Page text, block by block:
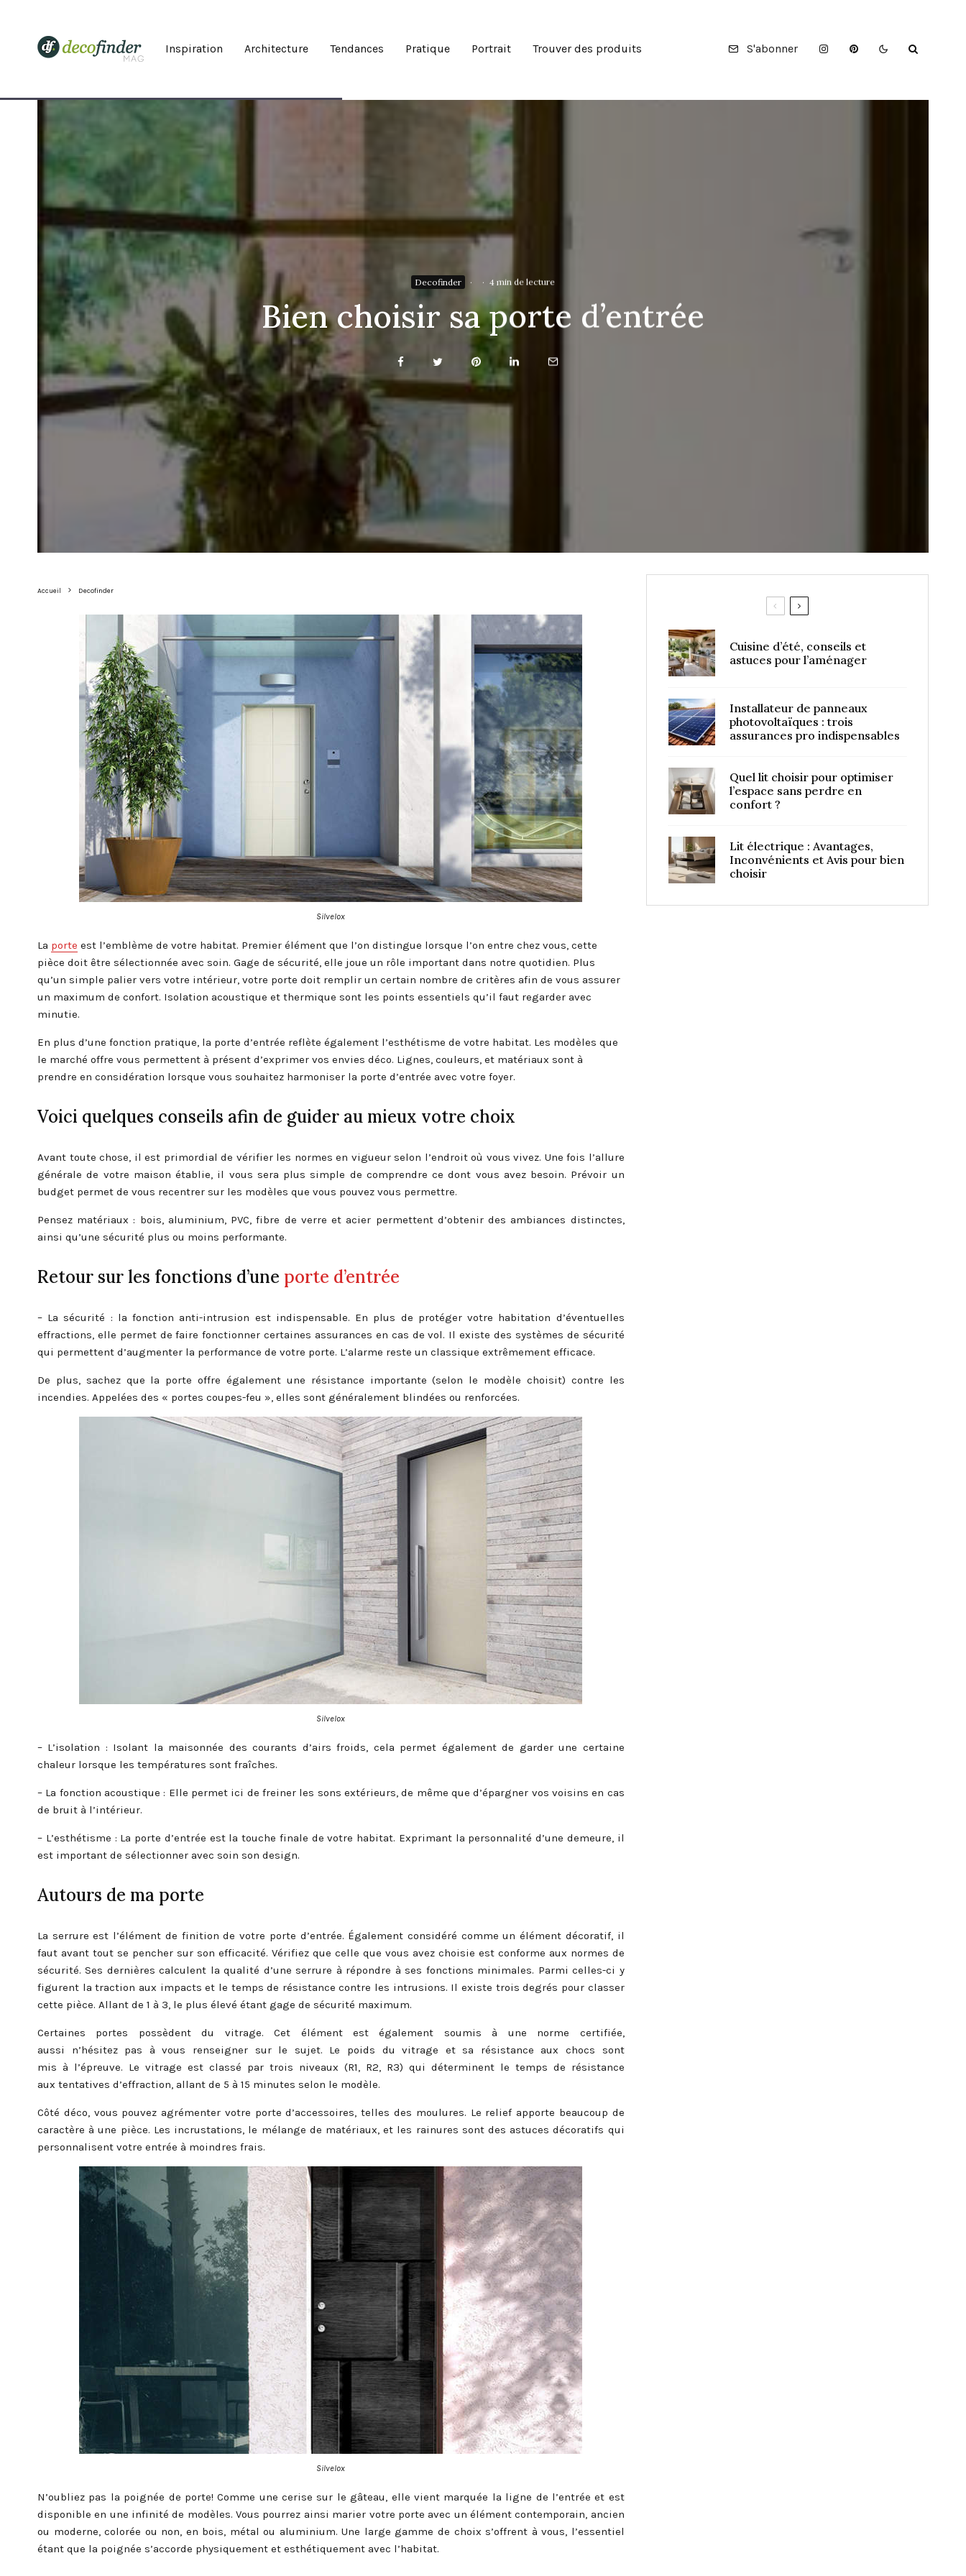
Inspiration Architecture Tendances Pratique Portrait Trouver des produits S'abonner
Decofinder · · 4 min de lecture
Bien choisir sa porte d’entrée
Accueil Decofinder
Silvelox
La porte est l’emblème de votre habitat. Premier élément que l’on distingue lorsque l’on entre chez vous, cette
pièce doit être sélectionnée avec soin. Gage de sécurité, elle joue un rôle important dans notre quotidien. Plus
qu’un simple palier vers votre intérieur, votre porte doit remplir un certain nombre de critères afin de vous assurer
un maximum de confort. Isolation acoustique et thermique sont les points essentiels qu’il faut regarder avec
minutie.
En plus d’une fonction pratique, la porte d’entrée reflète également l’esthétisme de votre habitat. Les modèles que
le marché offre vous permettent à présent d’exprimer vos envies déco. Lignes, couleurs, et matériaux sont à
prendre en considération lorsque vous souhaitez harmoniser la porte d’entrée avec votre foyer.
Voici quelques conseils afin de guider au mieux votre choix
Avant toute chose, il est primordial de vérifier les normes en vigueur selon l’endroit où vous vivez. Une fois l’allure
générale de votre maison établie, il vous sera plus simple de comprendre ce dont vous avez besoin. Prévoir un
budget permet de vous recentrer sur les modèles que vous pouvez vous permettre.
Pensez matériaux : bois, aluminium, PVC, fibre de verre et acier permettent d’obtenir des ambiances distinctes,
ainsi qu’une sécurité plus ou moins performante.
Retour sur les fonctions d’une porte d’entrée
– La sécurité : la fonction anti-intrusion est indispensable. En plus de protéger votre habitation d’éventuelles
effractions, elle permet de faire fonctionner certaines assurances en cas de vol. Il existe des systèmes de sécurité
qui permettent d’augmenter la performance de votre porte. L’alarme reste un classique extrêmement efficace.
De plus, sachez que la porte offre également une résistance importante (selon le modèle choisit) contre les
incendies. Appelées des « portes coupes-feu », elles sont généralement blindées ou renforcées.
Silvelox
– L’isolation : Isolant la maisonnée des courants d’airs froids, cela permet également de garder une certaine
chaleur lorsque les températures sont fraîches.
– La fonction acoustique : Elle permet ici de freiner les sons extérieurs, de même que d’épargner vos voisins en cas
de bruit à l’intérieur.
– L’esthétisme : La porte d’entrée est la touche finale de votre habitat. Exprimant la personnalité d’une demeure, il
est important de sélectionner avec soin son design.
Autours de ma porte
La serrure est l’élément de finition de votre porte d’entrée. Également considéré comme un élément décoratif, il
faut avant tout se pencher sur son efficacité. Vérifiez que celle que vous avez choisie est conforme aux normes de
sécurité. Ses dernières calculent la qualité d’une serrure à répondre à ses fonctions minimales. Parmi celles-ci y
figurent la traction aux impacts et le temps de résistance contre les intrusions. Il existe trois degrés pour classer
cette pièce. Allant de 1 à 3, le plus élevé étant gage de sécurité maximum.
Certaines portes possèdent du vitrage. Cet élément est également soumis à une norme certifiée,
aussi n’hésitez pas à vous renseigner sur le sujet. Le poids du vitrage et sa résistance aux chocs sont
mis à l’épreuve. Le vitrage est classé par trois niveaux (R1, R2, R3) qui déterminent le temps de résistance
aux tentatives d’effraction, allant de 5 à 15 minutes selon le modèle.
Côté déco, vous pouvez agrémenter votre porte d’accessoires, telles des moulures. Le relief apporte beaucoup de
caractère à une pièce. Les incrustations, le mélange de matériaux, et les rainures sont des astuces décoratifs qui
personnalisent votre entrée à moindres frais.
Silvelox
N’oubliez pas la poignée de porte! Comme une cerise sur le gâteau, elle vient marquée la ligne de l’entrée et est
disponible en une infinité de modèles. Vous pourrez ainsi marier votre porte avec un élément contemporain, ancien
ou moderne, colorée ou non, en bois, métal ou aluminium. Une large gamme de choix s’offrent à vous, l’essentiel
étant que la poignée s’accorde physiquement et esthétiquement avec l’habitat.
Cuisine d’été, conseils et
astuces pour l’aménager
Installateur de panneaux
photovoltaïques : trois
assurances pro indispensables
Quel lit choisir pour optimiser
l’espace sans perdre en
confort ?
Lit électrique : Avantages,
Inconvénients et Avis pour bien
choisir